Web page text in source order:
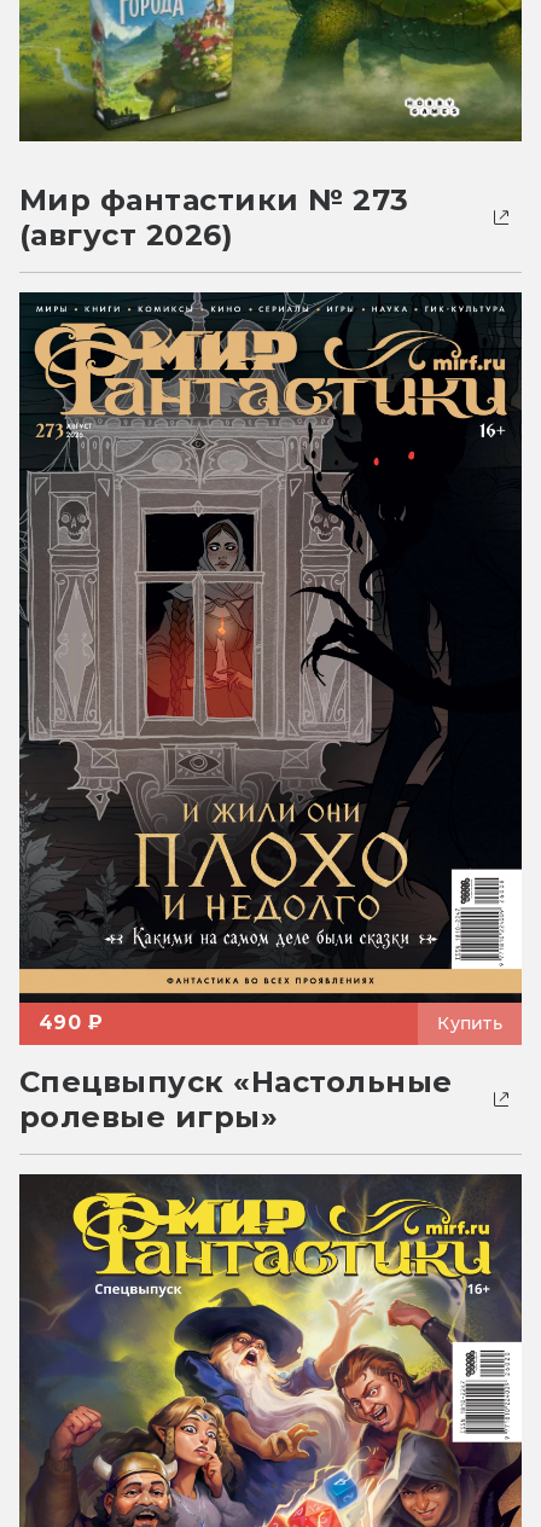
Мир фантастики № 273
(август 2026)
490 ₽ Купить
Спецвыпуск «Настольные
ролевые игры»